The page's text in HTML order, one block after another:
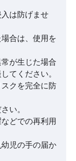
は防げませ
合は、使用を
が生じた場合
てください。
クを完全に防
い。
どでの再利用
児の手の届か